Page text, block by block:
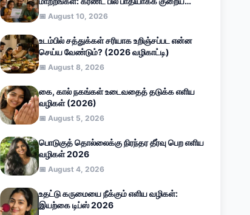
சூப்பர் வழிகாட்டி (2026)
📅 August 10, 2026
உடம்பில் சத்துக்கள் சரியாக உறிஞ்சப்பட என்ன
செய்ய வேண்டும்? (2026 வழிகாட்டி)
📅 August 8, 2026
கை, கால் நகங்கள் உடைவதைத் தடுக்க எளிய
வழிகள் (2026)
📅 August 5, 2026
பொடுகுத் தொல்லைக்கு நிரந்தர தீர்வு பெற எளிய
வழிகள் 2026
📅 August 4, 2026
உதட்டு கருமையை நீக்கும் எளிய வழிகள்:
இயற்கை டிப்ஸ் 2026